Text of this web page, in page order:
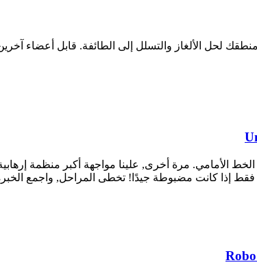
لحل الألغاز والتسلل إلى الطائفة. قابل أعضاء
الأمامي. مرة أخرى, علينا مواجهة أكبر منظمة
إذا كانت مضبوطة جيدًا! تخطى المراحل, واجمع